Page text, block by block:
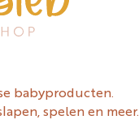
babyproducten.
spelen en meer.